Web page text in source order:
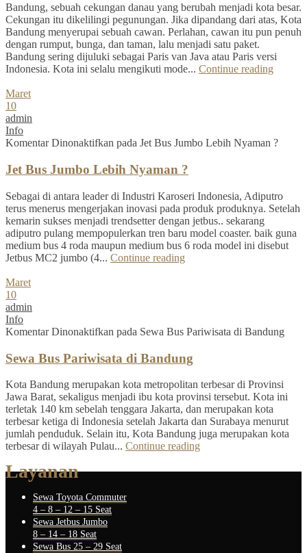
Bandung, sebuah cekungan danau yang berubah menjadi kota besar.
Cekungan itu dikelilingi pegunungan. Jika dipandang dari atas, Kota
Bandung menyerupai sebuah cawan. Perlahan, cawan itu pun penuh
dengan rumput, bunga, dan taman, lalu menjadi satu paket.
Bandung sering dijuluki sebagai Paris van Java atau Paris versi
Indonesia. Kota ini selalu mengikuti mode... Continue reading
Maret
10
admin
Info
Komentar Dinonaktifkan pada Jet Bus Jumbo Lebih Nyaman ?
Jet Bus Jumbo Lebih Nyaman ?
Sebagai di antara leader di Industri Karoseri Indonesia, Adiputro
terus menerus mengerjakan inovasi pada produk produknya. Setelah
kemarin sukses menjadi trendsetter dengan jetbus.. sekarang
adiputro pulang mempopulerkan tren baru model coaster. baik guna
medium bus 4 roda maupun medium bus 6 roda model ini disebut
Jetbus MC2 jumbo (4... Continue reading
Maret
10
admin
Info
Komentar Dinonaktifkan pada Sewa Bus Pariwisata di Bandung
Sewa Bus Pariwisata di Bandung
Kota Bandung merupakan kota metropolitan terbesar di Provinsi
Jawa Barat, sekaligus menjadi ibu kota provinsi tersebut. Kota ini
terletak 140 km sebelah tenggara Jakarta, dan merupakan kota
terbesar ketiga di Indonesia setelah Jakarta dan Surabaya menurut
jumlah penduduk. Selain itu, Kota Bandung juga merupakan kota
terbesar di wilayah Pulau... Continue reading
Layanan
Sewa Toyota Commuter
4 – 8 – 12 – 15 Seat
Sewa Jetbus Jumbo
8 – 14 – 18 Seat
Sewa Bus 25 – 29 Seat